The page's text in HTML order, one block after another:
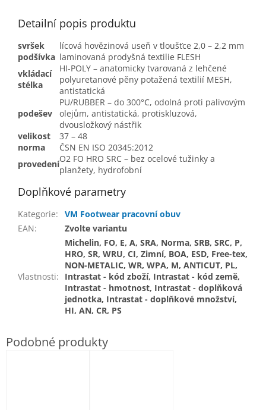
Detailní popis produktu
svršek
lícová hovězinová useň v tloušťce 2,0 – 2,2 mm
podšívka laminovaná prodyšná textilie FLESH
vkládací
stélka
HI-POLY – anatomicky tvarovaná z lehčené
polyuretanové pěny potažená textilií MESH,
antistatická
podešev
PU/RUBBER – do 300°C, odolná proti palivovým
olejům, antistatická, protiskluzová,
dvousložkový nástřik
velikost
37 – 48
norma
ČSN EN ISO 20345:2012
provedeníO2 FO HRO SRC – bez ocelové tužinky a
planžety, hydrofobní
Doplňkové parametry
Kategorie:
VM Footwear pracovní obuv
EAN: Zvolte variantu
Vlastnosti:
Michelin, FO, E, A, SRA, Norma, SRB, SRC, P,
HRO, SR, WRU, CI, Zimní, BOA, ESD, Free-tex,
NON-METALIC, WR, WPA, M, ANTICUT, PL,
Intrastat - kód zboží, Intrastat - kód země,
Intrastat - hmotnost, Intrastat - doplňková
jednotka, Intrastat - doplňkové množství,
HI, AN, CR, PS